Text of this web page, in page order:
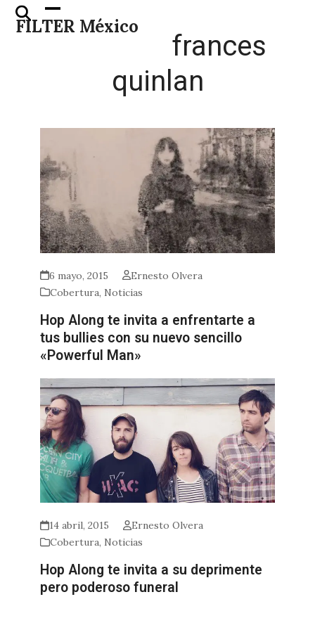
Skip
FILTER México
Open
mobile
Close
mobile
frances
quinlan
6 mayo, 2015
Ernesto Olvera
Cobertura, Noticias
Hop Along te invita a enfrentarte a
tus bullies con su nuevo sencillo
«Powerful Man»
14 abril, 2015
Ernesto Olvera
Cobertura, Noticias
Hop Along te invita a su deprimente
pero poderoso funeral